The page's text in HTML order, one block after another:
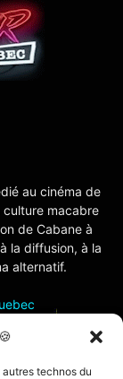
technos du
au cinéma de
macabre
de Cabane à
la diffusion, à la
alternatif.